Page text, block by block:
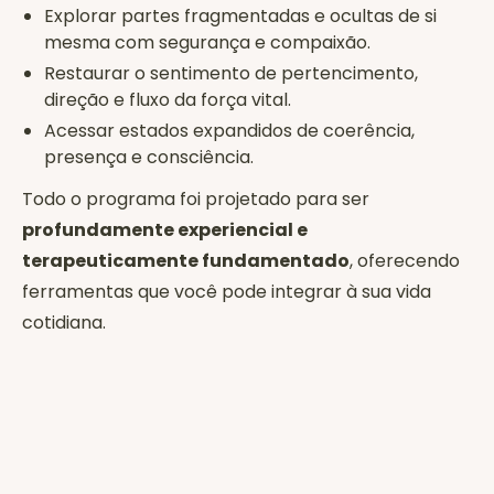
Explorar partes fragmentadas e ocultas de si
mesma com segurança e compaixão.
Restaurar o sentimento de pertencimento,
direção e fluxo da força vital.
Acessar estados expandidos de coerência,
presença e consciência.
Todo o programa foi projetado para ser
profundamente experiencial e
terapeuticamente fundamentado, oferecendo
ferramentas que você pode integrar à sua vida
cotidiana.